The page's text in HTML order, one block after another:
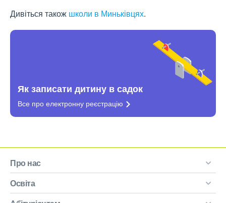
Дивіться також школи в Миньківцях.
Як записати дитину в садок
Все про електронну реєстрацію
Про нас
Освіта